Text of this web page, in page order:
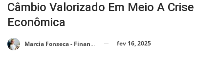
Câmbio Valorizado Em Meio A Crise
Econômica
Marcia Fonseca - Financial Consultant fev 16, 2025